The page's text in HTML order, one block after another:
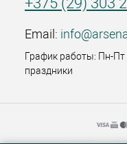
Email:
График работы: Пн-Пт
праздники